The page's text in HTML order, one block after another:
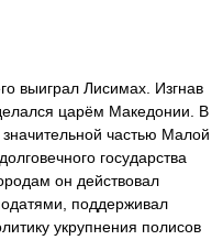
выиграл Лисимах. Изгнав
царём Македонии. В
частью Малой
государства
он действовал
поддерживал
укрупнения полисов